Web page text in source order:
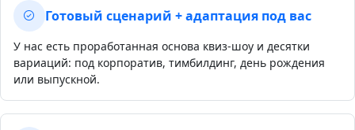
Готовый сценарий + адаптация под вас
У нас есть проработанная основа квиз-шоу и десятки
вариаций: под корпоратив, тимбилдинг, день рождения
или выпускной.